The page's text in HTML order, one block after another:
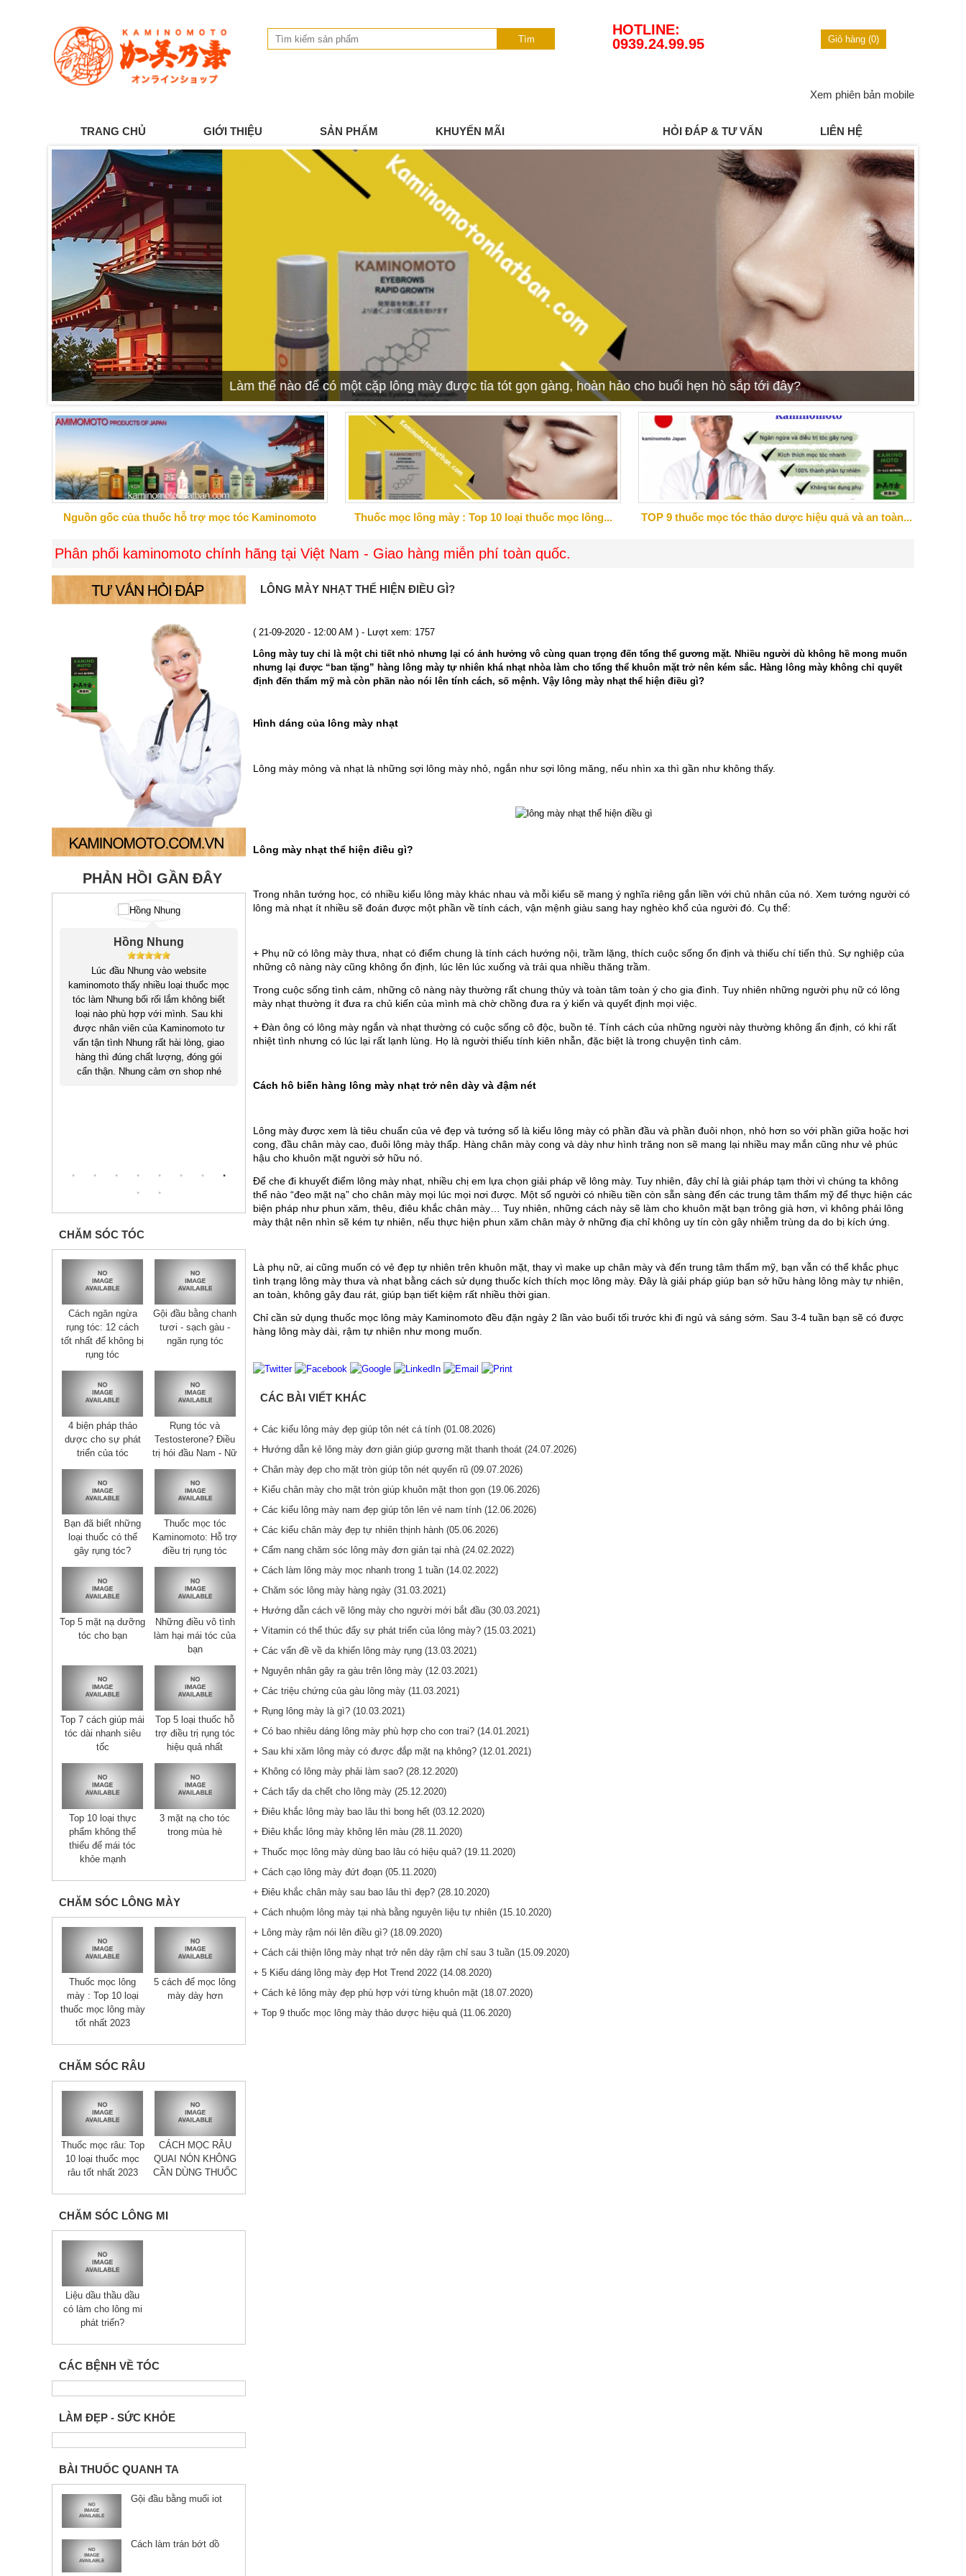
Tìm
HOTLINE:
0939.24.99.95
Giỏ hàng (0)
Xem phiên bản mobile
TRANG CHỦ GIỚI THIỆU SẢN PHẨM KHUYẾN MÃI HỎI ĐÁP & TƯ VẤN LIÊN HỆ
Làm thế nào để có một cặp lông mày được tỉa tót gọn gàng, hoàn hảo cho buổi hẹn hò sắp tới đây?
Nguồn gốc của thuốc hỗ trợ mọc tóc Kaminomoto Thuốc mọc lông mày : Top 10 loại thuốc mọc lông... TOP 9 thuốc mọc tóc thảo dược hiệu quả và an toàn...
phối kaminomoto chính hãng tại Việt Nam - Giao hàng miễn phí toàn quốc.
PHẢN HỒI GẦN ĐÂY
Thu Yến
Tóc mình rụng nhiều làm lộ cả da trên
đỉnh đầu làm mình thiếu tự tin khi giao
tiếp với khách hàng. Mặc dù đã sử
dụng nhiều loại thuốc mọc tóc khác
nhau nhưng không có kết quả. Từ khi
sử dụng Kaminomoto Ladies EX giờ
đây tóc mình đã mọc đều trở lại mình
vui lắm. Cảm ơn Kaminomoto
Hồi còn sinh viên hay thức khuya căng
thẳng làm tóc mình rụng nhiều gần như
bị hói, sau khi tìm hiểu và sử dụng
mình đã hồi phục lại rất nhiều mình
hiện giờ rất vui. Xin cảm ơn
Thanh Trúc
sau 2 tháng hiện giờ các bạn ai cũng
!!!
CHĂM SÓC TÓC
Cách ngăn ngừa
rụng tóc: 12 cách
tốt nhất để không bị
rụng tóc
Gội đầu bằng chanh
tươi - sạch gàu -
ngăn rụng tóc
4 biện pháp thảo
dược cho sự phát
triển của tóc
Rụng tóc và
Testosterone? Điều
trị hói đầu Nam - Nữ
Bạn đã biết những
loại thuốc có thể
gây rụng tóc?
Thuốc mọc tóc
Kaminomoto: Hỗ trợ
điều trị rụng tóc
Top 5 mặt nạ dưỡng
tóc cho bạn
Những điều vô tình
làm hại mái tóc của
bạn
Top 7 cách giúp mái
tóc dài nhanh siêu
tốc
Top 5 loại thuốc hỗ
trợ điều trị rụng tóc
hiệu quả nhất
Top 10 loại thực
phẩm không thể
thiếu đế mái tóc
khỏe mạnh
3 mặt nạ cho tóc
trong mùa hè
CHĂM SÓC LÔNG MÀY
Thuốc mọc lông
mày : Top 10 loại
thuốc mọc lông mày
tốt nhất 2023
5 cách để mọc lông
mày dày hơn
CHĂM SÓC RÂU
Thuốc mọc râu: Top
10 loại thuốc mọc
râu tốt nhất 2023
CÁCH MỌC RÂU
QUAI NÓN KHÔNG
CẦN DÙNG THUỐC
CHĂM SÓC LÔNG MI
Liệu dầu thầu dầu
có làm cho lông mi
phát triển?
CÁC BỆNH VỀ TÓC
LÀM ĐẸP - SỨC KHỎE
BÀI THUỐC QUANH TA
Gội đầu bằng muối iot
Cách làm trán bớt dồ
LÔNG MÀY NHẠT THỂ HIỆN ĐIỀU GÌ?
( 21-09-2020 - 12:00 AM ) - Lượt xem: 1757
Lông mày tuy chỉ là một chi tiết nhỏ nhưng lại có ảnh hưởng vô cùng quan trọng đến tổng thể gương mặt. Nhiều người dù không hề mong muốn
nhưng lại được “ban tặng” hàng lông mày tự nhiên khá nhạt nhòa làm cho tổng thể khuôn mặt trở nên kém sắc. Hàng lông mày không chỉ quyết
định đến thẩm mỹ mà còn phần nào nói lên tính cách, số mệnh. Vậy lông mày nhạt thể hiện điều gì?
Hình dáng của lông mày nhạt
Lông mày mỏng và nhạt là những sợi lông mày nhỏ, ngắn như sợi lông măng, nếu nhìn xa thì gần như không thấy.
Lông mày nhạt thể hiện điều gì?
Trong nhân tướng học, có nhiều kiểu lông mày khác nhau và mỗi kiểu sẽ mang ý nghĩa riêng gắn liền với chủ nhân của nó. Xem tướng người có
lông mà nhạt ít nhiều sẽ đoán được một phần về tính cách, vận mệnh giàu sang hay nghèo khổ của người đó. Cụ thể:
+ Phụ nữ có lông mày thưa, nhạt có điểm chung là tính cách hướng nội, trầm lặng, thích cuộc sống ổn định và thiếu chí tiến thủ. Sự nghiệp của
những cô nàng này cũng không ổn định, lúc lên lúc xuống và trải qua nhiều thăng trầm.
Trong cuộc sống tình cảm, những cô nàng này thường rất chung thủy và toàn tâm toàn ý cho gia đình. Tuy nhiên những người phụ nữ có lông
mày nhạt thường ít đưa ra chủ kiến của mình mà chờ chồng đưa ra ý kiến và quyết định mọi việc.
+ Đàn ông có lông mày ngắn và nhạt thường có cuộc sống cô độc, buồn tẻ. Tính cách của những người này thường không ẩn định, có khi rất
nhiệt tình nhưng có lúc lại rất lạnh lùng. Họ là người thiếu tính kiên nhẫn, đặc biệt là trong chuyện tình cảm.
Cách hô biến hàng lông mày nhạt trở nên dày và đậm nét
Lông mày được xem là tiêu chuẩn của vẻ đẹp và tướng số là kiểu lông mày có phần đầu và phần đuôi nhọn, nhỏ hơn so với phần giữa hoặc hơi
cong, đầu chân mày cao, đuôi lông mày thấp. Hàng chân mày cong và dày như hình trăng non sẽ mang lại nhiều may mắn cũng như vẻ phúc
hậu cho khuôn mặt người sở hữu nó.
Để che đi khuyết điểm lông mày nhạt, nhiều chị em lựa chọn giải pháp vẽ lông mày. Tuy nhiên, đây chỉ là giải pháp tạm thời vì chúng ta không
thể nào “đeo mặt nạ” cho chân mày mọi lúc mọi nơi được. Một số người có nhiều tiền còn sẵn sàng đến các trung tâm thẩm mỹ để thực hiện các
biện pháp như phun xăm, thêu, điêu khắc chân mày… Tuy nhiên, những cách này sẽ làm cho khuôn mặt bạn trông già hơn, vì không phải lông
mày thật nên nhìn sẽ kém tự nhiên, nếu thực hiện phun xăm chân mày ở những địa chỉ không uy tín còn gây nhiễm trùng da do bị kích ứng.
Là phụ nữ, ai cũng muốn có vẻ đẹp tự nhiên trên khuôn mặt, thay vì make up chân mày và đến trung tâm thẩm mỹ, bạn vẫn có thể khắc phục
tình trạng lông mày thưa và nhạt bằng cách sử dụng thuốc kích thích mọc lông mày. Đây là giải pháp giúp bạn sở hữu hàng lông mày tự nhiên,
an toàn, không gây đau rát, giúp bạn tiết kiệm rất nhiều thời gian.
Chỉ cần sử dụng thuốc mọc lông mày Kaminomoto đều đặn ngày 2 lần vào buổi tối trước khi đi ngủ và sáng sớm. Sau 3-4 tuần bạn sẽ có được
hàng lông mày dài, rậm tự nhiên như mong muốn.
CÁC BÀI VIẾT KHÁC
+ Các kiểu lông mày đẹp giúp tôn nét cá tính (01.08.2026)
+ Hướng dẫn kẻ lông mày đơn giản giúp gương mặt thanh thoát (24.07.2026)
+ Chân mày đẹp cho mặt tròn giúp tôn nét quyến rũ (09.07.2026)
+ Kiểu chân mày cho mặt tròn giúp khuôn mặt thon gọn (19.06.2026)
+ Các kiểu lông mày nam đẹp giúp tôn lên vẻ nam tính (12.06.2026)
+ Các kiểu chân mày đẹp tự nhiên thịnh hành (05.06.2026)
+ Cẩm nang chăm sóc lông mày đơn giản tại nhà (24.02.2022)
+ Cách làm lông mày mọc nhanh trong 1 tuần (14.02.2022)
+ Chăm sóc lông mày hàng ngày (31.03.2021)
+ Hướng dẫn cách vẽ lông mày cho người mới bắt đầu (30.03.2021)
+ Vitamin có thể thúc đẩy sự phát triển của lông mày? (15.03.2021)
+ Các vấn đề về da khiến lông mày rụng (13.03.2021)
+ Nguyên nhân gây ra gàu trên lông mày (12.03.2021)
+ Các triệu chứng của gàu lông mày (11.03.2021)
+ Rụng lông mày là gì? (10.03.2021)
+ Có bao nhiêu dáng lông mày phù hợp cho con trai? (14.01.2021)
+ Sau khi xăm lông mày có được đắp mặt nạ không? (12.01.2021)
+ Không có lông mày phải làm sao? (28.12.2020)
+ Cách tẩy da chết cho lông mày (25.12.2020)
+ Điêu khắc lông mày bao lâu thì bong hết (03.12.2020)
+ Điêu khắc lông mày không lên màu (28.11.2020)
+ Thuốc mọc lông mày dùng bao lâu có hiệu quả? (19.11.2020)
+ Cách cạo lông mày đứt đoạn (05.11.2020)
+ Điêu khắc chân mày sau bao lâu thì đẹp? (28.10.2020)
+ Cách nhuộm lông mày tại nhà bằng nguyên liệu tự nhiên (15.10.2020)
+ Lông mày rậm nói lên điều gì? (18.09.2020)
+ Cách cải thiện lông mày nhạt trở nên dày rậm chỉ sau 3 tuần (15.09.2020)
+ 5 Kiểu dáng lông mày đẹp Hot Trend 2022 (14.08.2020)
+ Cách kẻ lông mày đẹp phù hợp với từng khuôn mặt (18.07.2020)
+ Top 9 thuốc mọc lông mày thảo dược hiệu quả (11.06.2020)